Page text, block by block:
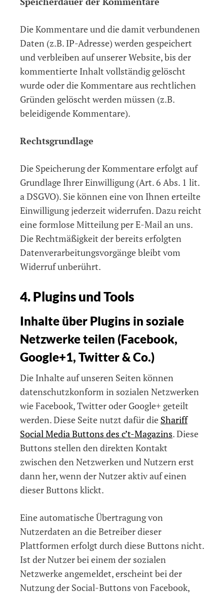
Die Kommentare und die damit verbundenen
Daten (z.B. IP-Adresse) werden gespeichert
und verbleiben auf unserer Website, bis der
kommentierte Inhalt vollständig gelöscht
wurde oder die Kommentare aus rechtlichen
Gründen gelöscht werden müssen (z.B.
beleidigende Kommentare).
Rechtsgrundlage
Die Speicherung der Kommentare erfolgt auf
Grundlage Ihrer Einwilligung (Art. 6 Abs. 1 lit.
a DSGVO). Sie können eine von Ihnen erteilte
Einwilligung jederzeit widerrufen. Dazu reicht
eine formlose Mitteilung per E-Mail an uns.
Die Rechtmäßigkeit der bereits erfolgten
Datenverarbeitungsvorgänge bleibt vom
Widerruf unberührt.
4. Plugins und Tools
Inhalte über Plugins in soziale
Netzwerke teilen (Facebook,
Google+1, Twitter & Co.)
Die Inhalte auf unseren Seiten können
datenschutzkonform in sozialen Netzwerken
wie Facebook, Twitter oder Google+ geteilt
werden. Diese Seite nutzt dafür die Shariff
Social Media Buttons des c’t-Magazins. Diese
Buttons stellen den direkten Kontakt
zwischen den Netzwerken und Nutzern erst
dann her, wenn der Nutzer aktiv auf einen
dieser Buttons klickt.
Eine automatische Übertragung von
Nutzerdaten an die Betreiber dieser
Plattformen erfolgt durch diese Buttons nicht.
Ist der Nutzer bei einem der sozialen
Netzwerke angemeldet, erscheint bei der
Nutzung der Social-Buttons von Facebook,